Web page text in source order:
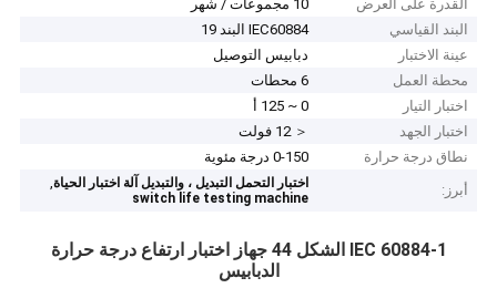
القدرة على العرض
10 مجموعات / شهر
البند القياسي
IEC60884 البند 19
عينة الاختبار
دبابيس التوصيل
محطة العمل
6 محطات
اختبار التيار
0 ~ 125 أ
اختبار الجهد
＜ 12 فولت
نطاق درجة حرارة
0-150 درجة مئوية
أبرز:
اختبار التحمل التبديل ، والتبديل آلة اختبار الحياة,
switch life testing machine
IEC 60884-1 الشكل 44 جهاز اختبار ارتفاع درجة حرارة
الدبابيس